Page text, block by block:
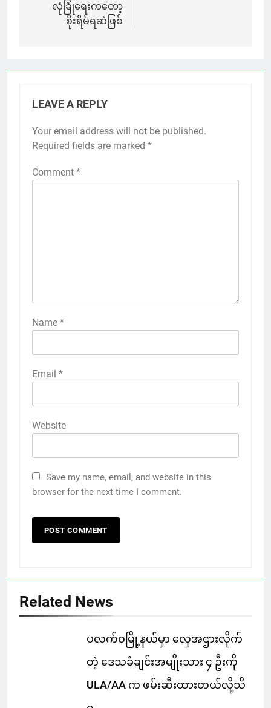
လုံခြုံရေးကတော့
စိုးရိမ်ရဆဲဖြစ်
LEAVE A REPLY
Your email address will not be published.
Required fields are marked *
Comment *
Name *
Email *
Website
Save my name, email, and website in this
browser for the next time I comment.
Related News
ပလက်ဝမြို့နယ်မှာ လှေအဌားလိုက်
တဲ့ ဒေသခံချင်းအမျိုးသား ၄ ဦးကို
ULA/AA က ဖမ်းဆီးထားတယ်လို့သိ